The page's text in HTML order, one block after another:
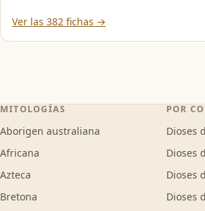
Ver las 382 fichas →
MITOLOGÍAS
Aborigen australiana
Africana
Azteca
Bretona
POR
Dioses
Dioses
Dioses
Dioses